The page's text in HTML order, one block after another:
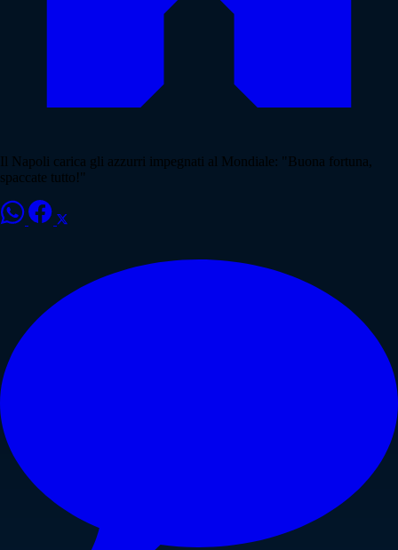
Il Napoli carica gli azzurri impegnati al Mondiale: "Buona fortuna,
spaccate tutto!"